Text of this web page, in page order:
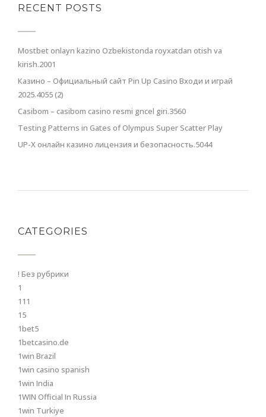
RECENT POSTS
Mostbet onlayn kazino Ozbekistonda royxatdan otish va
kirish.2001
Казино – Официальный сайт Pin Up Casino Входи и играй
2025.4055 (2)
Casibom – casibom casino resmi gncel giri.3560
Testing Patterns in Gates of Olympus Super Scatter Play
UP-X онлайн казино лицензия и безопасность.5044
CATEGORIES
! Без рубрики
1
111
15
1bet5
1betcasino.de
1win Brazil
1win casino spanish
1win India
1WIN Official In Russia
1win Turkiye